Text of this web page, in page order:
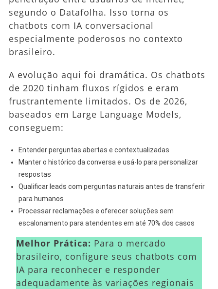
segundo o Datafolha. Isso torna os
chatbots com IA conversacional
especialmente poderosos no contexto
brasileiro.
A evolução aqui foi dramática. Os chatbots
de 2020 tinham fluxos rígidos e eram
frustrantemente limitados. Os de 2026,
baseados em Large Language Models,
conseguem:
Entender perguntas abertas e contextualizadas
Manter o histórico da conversa e usá-lo para personalizar
respostas
Qualificar leads com perguntas naturais antes de transferir
para humanos
Processar reclamações e oferecer soluções sem
escalonamento para atendentes em até 70% dos casos
Melhor Prática: Para o mercado
brasileiro, configure seus chatbots com
IA para reconhecer e responder
adequadamente às variações regionais